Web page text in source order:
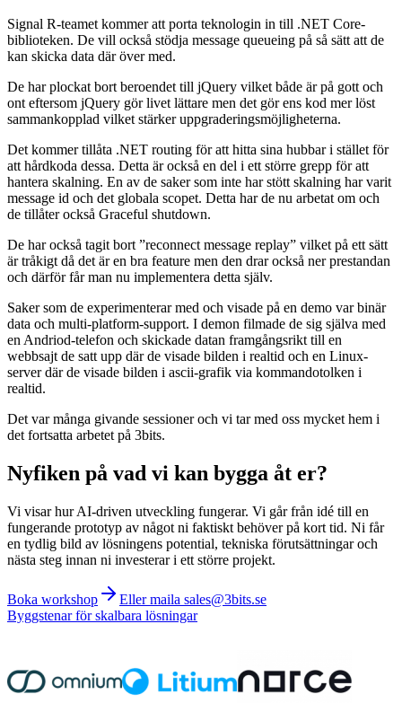
Signal R-teamet kommer att porta teknologin in till .NET Core-
biblioteken. De vill också stödja message queueing på så sätt att de
kan skicka data där över med.
De har plockat bort beroendet till jQuery vilket både är på gott och
ont eftersom jQuery gör livet lättare men det gör ens kod mer löst
sammankopplad vilket stärker uppgraderingsmöjligheterna.
Det kommer tillåta .NET routing för att hitta sina hubbar i stället för
att hårdkoda dessa. Detta är också en del i ett större grepp för att
hantera skalning. En av de saker som inte har stött skalning har varit
message id och det globala scopet. Detta har de nu arbetat om och
de tillåter också Graceful shutdown.
De har också tagit bort ”reconnect message replay” vilket på ett sätt
är tråkigt då det är en bra feature men den drar också ner prestandan
och därför får man nu implementera detta själv.
Saker som de experimenterar med och visade på en demo var binär
data och multi-platform-support. I demon filmade de sig själva med
en Andriod-telefon och skickade datan framgångsrikt till en
webbsajt de satt upp där de visade bilden i realtid och en Linux-
server där de visade bilden i ascii-grafik via kommandotolken i
realtid.
Det var många givande sessioner och vi tar med oss mycket hem i
det fortsatta arbetet på 3bits.
Nyfiken på vad vi kan bygga åt er?
Vi visar hur AI-driven utveckling fungerar. Vi går från idé till en
fungerande prototyp av något ni faktiskt behöver på kort tid. Ni får
en tydlig bild av lösningens potential, tekniska förutsättningar och
nästa steg innan ni investerar i ett större projekt.
Boka workshop
Eller maila sales@3bits.se
Byggstenar för skalbara lösningar